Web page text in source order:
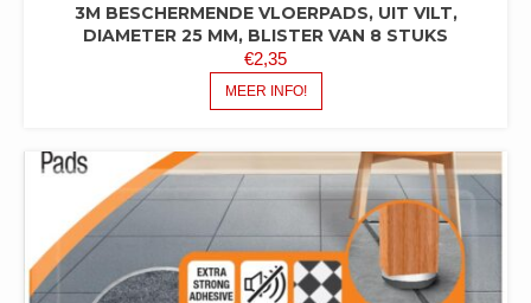
3M BESCHERMENDE VLOERPADS, UIT VILT,
DIAMETER 25 MM, BLISTER VAN 8 STUKS
€2,35
MEER INFO!